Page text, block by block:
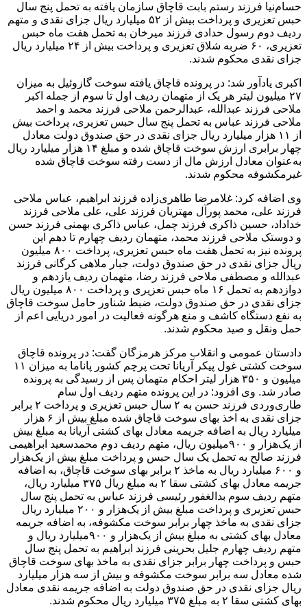
حسام‌نیا فرزند رستم بابت قاچاق سازمان یافته به تحمل پنج سال
حبس تعزیری و پرداخت بیش از ۵۲ میلیارد ریال جزای نقدی و متهم
ردیف دوم رسول حدادی فرزند میرخان به تحمل هفت ماه حبس
تعزیری، ۶۰ ضربه شلاق تعزیری و پرداخت بیش از ۲۴ میلیارد ریال
جزای نقدی محکوم شدند.
اکبری یادآور شد: در پرونده قاچاق یافته سوخت گازوئیل به میزان
۲۷ میلیون لیتر هر یک از متهمان ردیف اول تا سوم از جمله اکبر
ملاحی فرزند عبدالله، عبدالرحمن ملاحی فرزند محمد و احمد
ملاحی فرزند عباس به تحمل پنج سال حبس تعزیری، پرداخت بیش
از ۱۱ هزار میلیارد ریال جزای نقدی در حق صندوق دولت معادل
چهار برابری ارزش سوخت قاچاق شده و مبلغ ۱۴ هزار میلیارد ریال
به‌عنوان معادل ارزش مال از دست رفته سوخت قاچاق شده
غیرمکشوفه محکوم شدند.
وی اضافه کرد: غلامرضا طاهری‌زاده فرزند ابراهیم، عباس ملاحی
فرزند علی، محمد پورآل مهتریان فرزند علی، علی ملاحی فرزند
خداداد، حسین ذاکری فرزند چمل، عباس ذاکری بهمنی فرزند حسن
و دوستک ملاحی فرزند محمد، متهمان ردیف چهارم تا دهم این
پرونده نیز به تحمل هفت ماه حبس تعزیری، پرداخت ۸۰۰ میلیون
ریال جزای نقدی در حق صندوق دولت، جبار ملاهی کرگانی فرزند
عبدالله و مصطفی ملاحی فرزند رضا، متهمان ردیف یازدهم و
دوازدهم به تحمل ۱۶ ماه حبس تعزیری و پرداخت ۸۰۰ میلیون ریال
جزای نقدی در حق صندوق دولت، ضبط شناور حامل سوخت قاچاق
به نفع دستگاه کاشف و منع هرگونه فعالیت در امور دریایی اعم از
حمل ونقل و صید محکوم شدند.
دادستان عمومی و انقلاب مرکز هرمزگان گفت: در پرونده قاچاق
سوخت کشتی غول پیکر آریانا تحت پرچم کشور پاناما به میزان ۱۱
میلیون و ۳۵۰ هزار لیتر احکام متهمان پس از رسیدگی به پرونده
صادر شد. وی افزود: در این پرونده متهم ردیف اول سام
طاری‌وردی فرزند حسن به ۲ سال حبس تعزیری و پرداخت ۲ برابر
جزای نقدی به اخذ بهای سوخت قاچاق شده مبلغ بیش از ۶ هزار
میلیارد ریال به اضافه جریمه معادل بهای کشتی آریانا به مبلغ بیش
از یک‌هزار و ۹۰۰میلیون ریال، متهم ردیف دوم محمدسعید ابراهیمی
فرزند صالح به تحمل یک سال حبس و پرداخت مبلغ بیش از یک‌هزار
و ۶۰۰ میلیارد ریال به ماخذ ۲ برابر بهای سوخت قاچاق، به اضافه
جریمه معادل بهای کشتی سقا ۲ به مبلغ ریال ۳۷۵ میلیارد ریال،
متهم ردیف سوم بدالغفور رئیسی فرزند عباس به تحمل پنج سال
حبس تعزیری و پرداخت مبلغ بیش از یک‌هزار و ۲۰۰ میلیارد ریال
جزای نقدی به ماخذ چهار برابر سوخت مکشوفه، به اضافه جریمه
معادل بهای کشتی به مبلغ بیش از یک‌هزار و ۹۰۰میلیارد ریال و
متهم ردیف چهارم جلیل بحرینی فرزند ابراهیم به تحمل پنج سال
حبس و پرداخت چهار برابر جزای نقدی به ماخذ بهای سوخت قاچاق
شده معادل سه برابر سوخت مکشوفه و بیش از سه هزار میلیارد
ریال جزای نقدی در حق صندوق دولت به اضافه جریمه نقدی معادل
بهای کشتی سقا ۲ به مبلغ ۳۷۵ میلیارد ریال محکوم شدند.